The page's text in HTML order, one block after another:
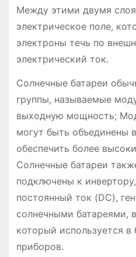
Между этими двумя
электрическое поле,
электроны течь по
электрический ток.
Солнечные батареи
группы, называемые
выходную мощность;
могут быть объединены
обеспечить более
Солнечные батареи
подключены к
постоянный ток (DC),
солнечными батареями,
который используется
приборов.